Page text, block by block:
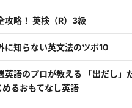
攻略！ 英検（R）3級
に知らない英文法のツボ10
英語のプロが教える 「出だし」
るおもてなし英語